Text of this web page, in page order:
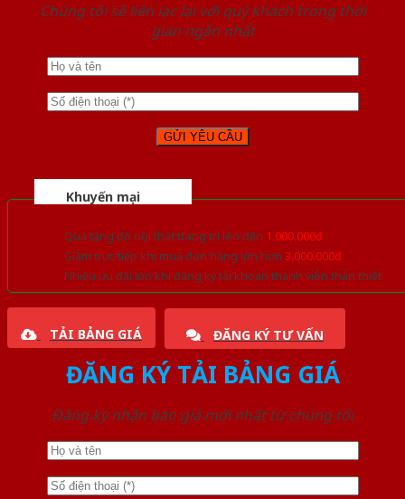
Chúng tôi sẽ liên lạc lại với quý khách trong thời
gian ngắn nhất
Khuyến mại
Quà tặng đồ nội thất trang trí lên đến 1.000.000đ
Giảm trực tiếp khi mua đơn hàng lớn hơn 3.000.000đ
Nhiều ưu đãi lớn khi đăng ký tài khoản thành viên thân thiết
TẢI BẢNG GIÁ ĐĂNG KÝ TƯ VẤN
ĐĂNG KÝ TẢI BẢNG GIÁ
Đăng ký nhận báo giá mới nhất từ chúng tôi